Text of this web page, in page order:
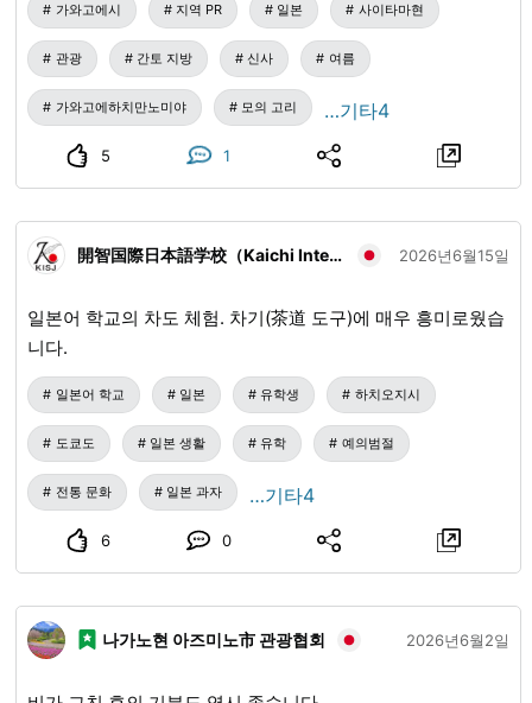
가와고에시 지역 PR 일본 사이타마현
관광 간토 지방 신사 여름
가와고에하치만노미야 모의 고리 …기타4
5 1
開智国際日本語学校（Kaichi International School of Japanese） 2026년6월15일
일본어 학교의 차도 체험. 차기(茶道 도구)에 매우 흥미로웠습
니다.
일본어 학교 일본 유학생 하치오지시
도쿄도 일본 생활 유학 예의범절
전통 문화 일본 과자 …기타4
6 0
나가노현 아즈미노市 관광협회 2026년6월2일